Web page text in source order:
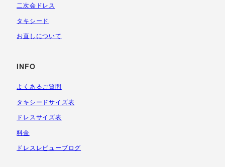
二次会ドレス
タキシード
お直しについて
INFO
よくあるご質問
タキシードサイズ表
ドレスサイズ表
料金
ドレスレビューブログ